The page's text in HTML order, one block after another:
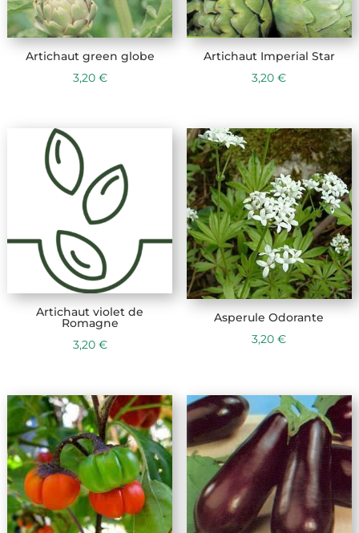
Artichaut green globe
3,20 €
Artichaut Imperial Star
3,20€
Artichaut violet de
Romagne
3,20 €
Asperule Odorante
3,20€